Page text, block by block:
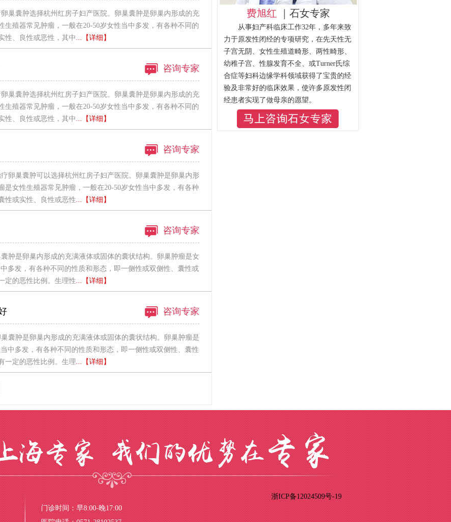
巢囊肿选择杭州红房子妇产医院。卵巢囊肿是卵巢内形成的充
殖器常见肿瘤，一般在20-50岁女性当中多发，有各种不同的
性、良性或恶性，其中 ...【详细】
咨询专家
巢囊肿选择杭州红房子妇产医院。卵巢囊肿是卵巢内形成的充
殖器常见肿瘤，一般在20-50岁女性当中多发，有各种不同的
性、良性或恶性，其中 ...【详细】
咨询专家
卵巢囊肿可以选择杭州红房子妇产医院。卵巢囊肿是卵巢内形
是女性生殖器常见肿瘤，一般在20-50岁女性当中多发，有各种
性或实性、良性或恶性...【详细】
咨询专家
肿是卵巢内形成的充满液体或固体的囊状结构。卵巢肿瘤是女
多发，有各种不同的性质和形态，即一侧性或双侧性、囊性或
定的恶性比例。生理性...【详细】
咨询专家
囊肿是卵巢内形成的充满液体或固体的囊状结构。卵巢肿瘤是
中多发，有各种不同的性质和形态，即一侧性或双侧性、囊性
一定的恶性比例。生理...【详细】
费旭红 ｜石女专家
从事妇产科临床工作32年，多年来致
力于原发性闭经的专项研究，在先天性无
子宫无阴、女性生殖道畸形、两性畸形、
幼稚子宫、性腺发育不全、或Turner氏综
合症等妇科边缘学科领域获得了宝贵的经
验及非常好的临床效果，使许多原发性闭
经患者实现了做母亲的愿望。
门诊时间：早8:00-晚17:00
浙ICP备12024509号-19